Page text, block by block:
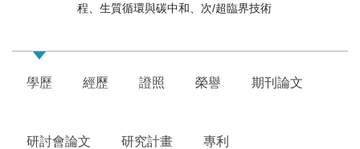
程、生質循環與碳中和、次/超臨界技術
學歷 經歷 證照 榮譽 期刊論文
研討會論文 研究計畫 專利